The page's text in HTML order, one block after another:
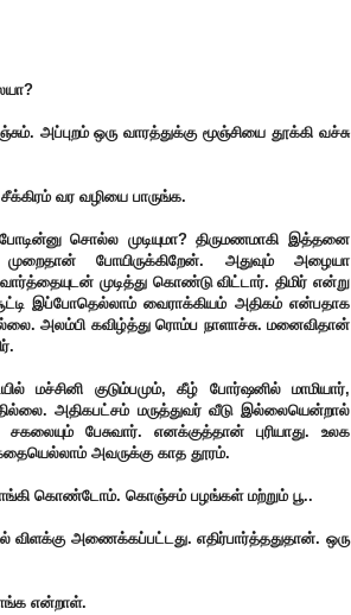
அப்புறம் ஒரு வாரத்துக்கு மூஞ்சியை தூக்கி வச்சு
வர வழியை பாருங்க.
சொல்ல முடியுமா? திருமணமாகி இத்தனை
போயிருக்கிறேன். அதுவும் அழையா
முடித்து கொண்டு விட்டார். திமிர் என்று
இப்போதெல்லாம் வைராக்கியம் அதிகம் என்பதாக
அலம்பி கவிழ்த்து ரொம்ப நாளாச்சு. மனைவிதான்
மச்சினி குடும்பமும், கீழ் போர்ஷனில் மாமியார்,
அதிகபட்சம் மருத்துவர் வீடு இல்லையென்றால்
பேசுவார். எனக்குத்தான் புரியாது. உலக
அவருக்கு காத தூரம்.
கொண்டோம். கொஞ்சம் பழங்கள் மற்றும் பூ..
அணைக்கப்பட்டது. எதிர்பார்த்ததுதான். ஒரு
என்றாள்.